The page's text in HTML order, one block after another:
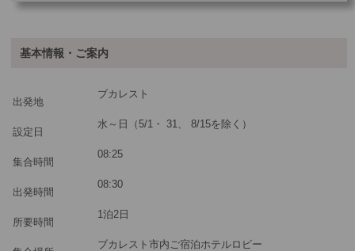
最少催行人数 2
ツアーコード
基本情報・ご案内
出発地
ブカレスト
設定日
水～日（5/1・ 31、 8/15を除く）
集合時間
08:25
出発時間
08:30
所要時間
1泊2日
ブカレスト市内ご宿泊ホテルロビー